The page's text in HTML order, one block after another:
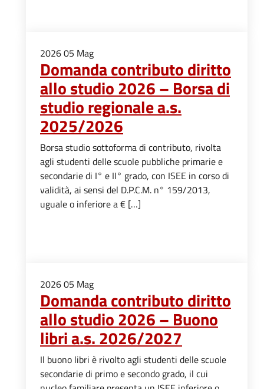
202605 Mag
Domanda contributo diritto
allo studio 2026 – Borsa di
studio regionale a.s.
2025/2026
Borsa studio sottoforma di contributo, rivolta
agli studenti delle scuole pubbliche primarie e
secondarie di I° e II° grado, con ISEE in corso di
validità, ai sensi del D.P.C.M. n° 159/2013,
uguale o inferiore a € […]
202605 Mag
Domanda contributo diritto
allo studio 2026 – Buono
libri a.s. 2026/2027
Il buono libri è rivolto agli studenti delle scuole
secondarie di primo e secondo grado, il cui